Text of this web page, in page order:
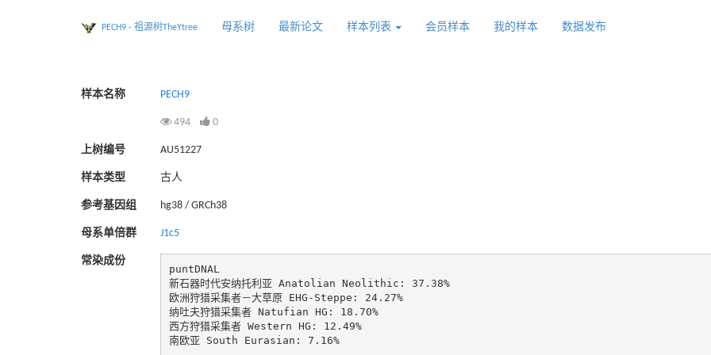
PECH9 - 祖源树TheYtree 母系树 最新论文 样本列表 会员样本 我的样本 数据发布
样本名称 PECH9
494 0
上树编号 AU51227
样本类型 古人
参考基因组 hg38 / GRCh38
母系单倍群 J1c5
常染成份
puntDNAL
新石器时代安纳托利亚 Anatolian Neolithic: 37.38%
欧洲狩猎采集者－大草原 EHG-Steppe: 24.27%
纳吐夫狩猎采集者 Natufian HG: 18.70%
西方狩猎采集者 Western HG: 12.49%
南欧亚 South Eurasian: 7.16%